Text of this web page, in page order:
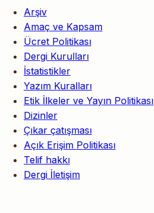
Arşiv
Amaç ve Kapsam
Ücret Politikası
Dergi Kurulları
İstatistikler
Yazım Kuralları
Etik İlkeler ve Yayın Politikası
Dizinler
Çıkar çatışması
Açık Erişim Politikası
Telif hakkı
Dergi İletişim